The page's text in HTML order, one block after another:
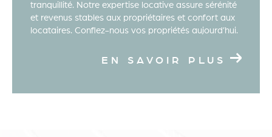
tranquillité. Notre expertise locative assure sérénité
et revenus stables aux propriétaires et confort aux
locataires. Confiez-nous vos propriétés aujourd’hui.
EN SAVOIR PLUS